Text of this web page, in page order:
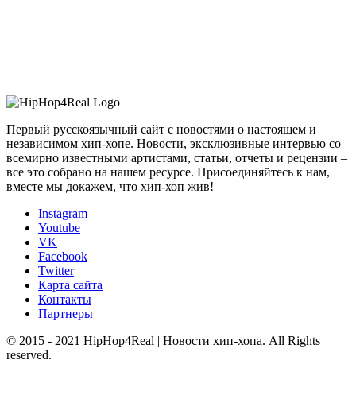
Первый русскоязычный сайт с новостями о настоящем и
независимом хип-хопе. Новости, эксклюзивные интервью со
всемирно известными артистами, статьи, отчеты и рецензии –
все это собрано на нашем ресурсе. Присоединяйтесь к нам,
вместе мы докажем, что хип-хоп жив!
Instagram
Youtube
VK
Facebook
Twitter
Карта сайта
Контакты
Партнеры
© 2015 - 2021 HipHop4Real | Новости хип-хопа. All Rights
reserved.